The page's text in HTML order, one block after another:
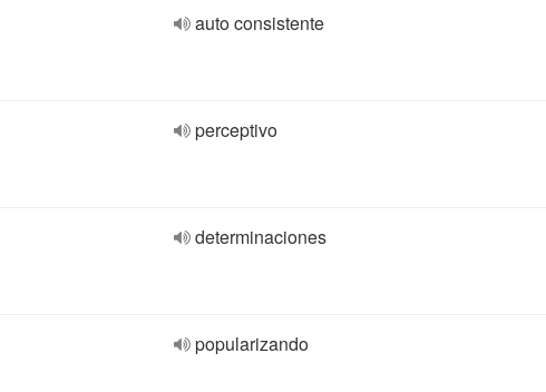
auto consistente
perceptivo
determinaciones
popularizando